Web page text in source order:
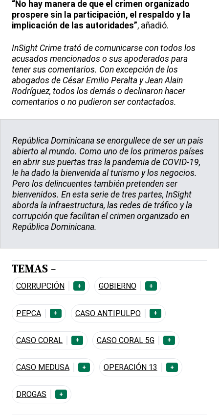
“No hay manera de que el crimen organizado
prospere sin la participación, el respaldo y la
implicación de las autoridades”, añadió.
InSight Crime trató de comunicarse con todos los
acusados mencionados o sus apoderados para
tener sus comentarios. Con excepción de los
abogados de César Emilio Peralta y Jean Alain
Rodríguez, todos los demás o declinaron hacer
comentarios o no pudieron ser contactados.
República Dominicana se enorgullece de ser un país
abierto al mundo. Como uno de los primeros países
en abrir sus puertas tras la pandemia de COVID-19,
le ha dado la bienvenida al turismo y los negocios.
Pero los delincuentes también pretenden ser
bienvenidos. En esta serie de tres partes, InSight
aborda la infraestructura, las redes de tráfico y la
corrupción que facilitan el crimen organizado en
República Dominicana.
TEMAS -
CORRUPCIÓN + GOBIERNO +
PEPCA + CASO ANTIPULPO +
CASO CORAL + CASO CORAL 5G +
CASO MEDUSA + OPERACIÓN 13 +
DROGAS +